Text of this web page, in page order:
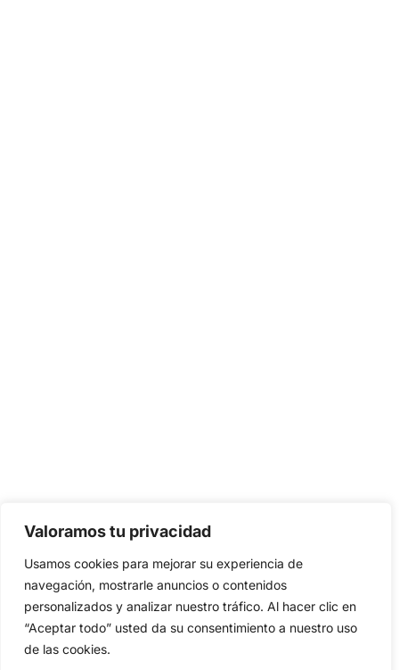
Valoramos tu privacidad
Usamos cookies para mejorar su experiencia de
navegación, mostrarle anuncios o contenidos
personalizados y analizar nuestro tráfico. Al hacer clic en
“Aceptar todo” usted da su consentimiento a nuestro uso
de las cookies.